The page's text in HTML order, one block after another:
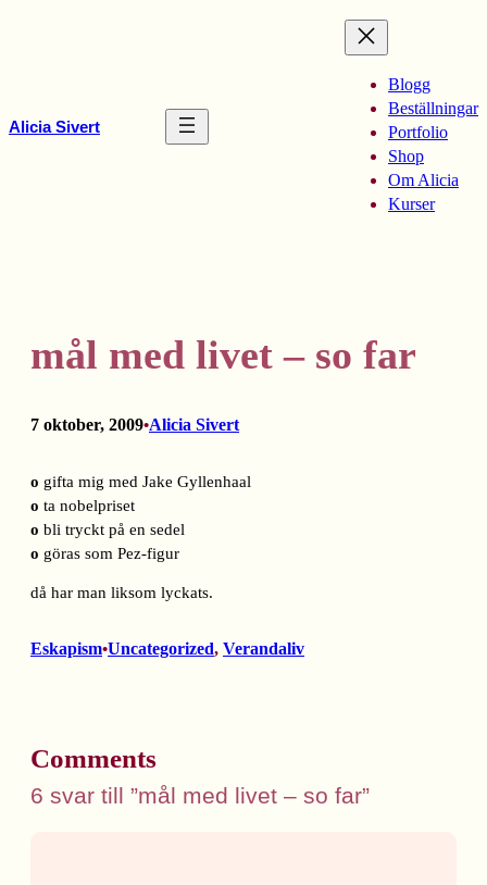
Alicia Sivert
Blogg
Beställningar
Portfolio
Shop
Om Alicia
Kurser
mål med livet – so far
7 oktober, 2009•Alicia Sivert
o gifta mig med Jake Gyllenhaal
o ta nobelpriset
o bli tryckt på en sedel
o göras som Pez-figur
då har man liksom lyckats.
Eskapism•Uncategorized, Verandaliv
Comments
6 svar till ”mål med livet – so far”